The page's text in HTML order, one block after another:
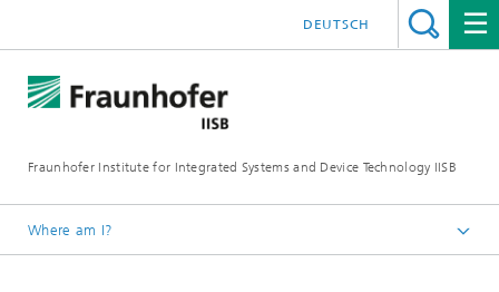
Fraunhofer Institute for Integrated Systems and Device Technology IISB
DEUTSCH
Where am I?